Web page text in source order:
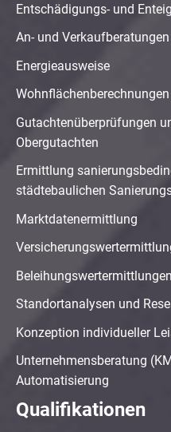
Entschädigungs- und
An- und Verkaufberatungen
Energieausweise
Gutachtenüberprüfungen
Obergutachten
Ermittlung
städtebaulichen
Marktdatenermittlung
Beleihungswertermittlungen
Standortanalysen und
Konzeption individueller
Unternehmensberatung
Automatisierung
Qualifikationen